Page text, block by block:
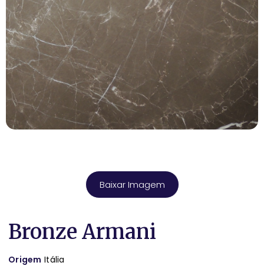
Baixar Imagem
Bronze Armani
Origem Itália